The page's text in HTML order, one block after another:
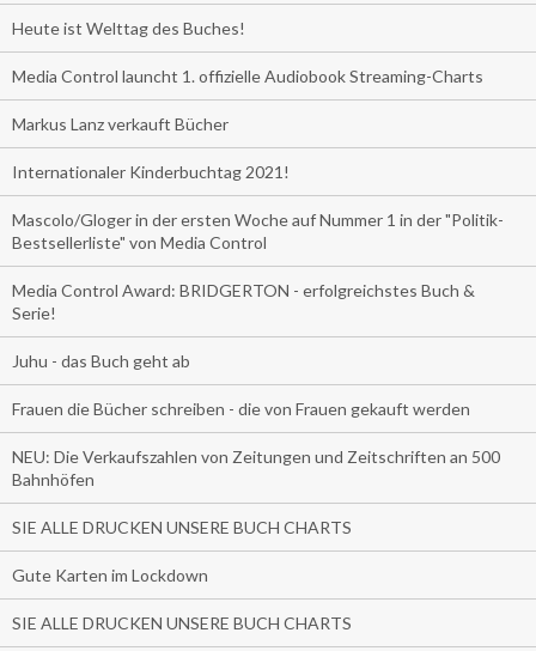
Heute ist Welttag des Buches!
Media Control launcht 1. offizielle Audiobook Streaming-Charts
Markus Lanz verkauft Bücher
Internationaler Kinderbuchtag 2021!
Mascolo/Gloger in der ersten Woche auf Nummer 1 in der "Politik-
Bestsellerliste" von Media Control
Media Control Award: BRIDGERTON - erfolgreichstes Buch &
Serie!
Juhu - das Buch geht ab
Frauen die Bücher schreiben - die von Frauen gekauft werden
NEU: Die Verkaufszahlen von Zeitungen und Zeitschriften an 500
Bahnhöfen
SIE ALLE DRUCKEN UNSERE BUCH CHARTS
Gute Karten im Lockdown
SIE ALLE DRUCKEN UNSERE BUCH CHARTS